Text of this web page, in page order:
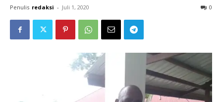
Penulis redaksi - Juli 1, 2020 0